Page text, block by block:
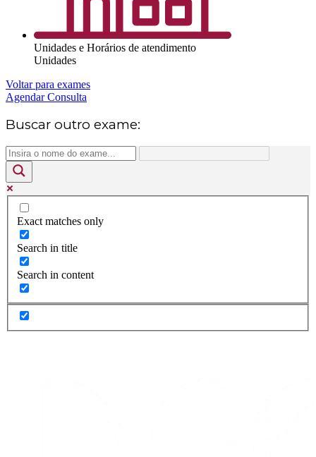
Unidades e Horários de atendimento
Unidades
Voltar para exames
Agendar Consulta
Buscar outro exame:
Exact matches only
Search in title
Search in content